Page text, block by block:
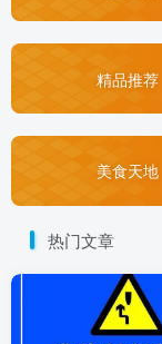
精品推荐
美食天地
热门文章